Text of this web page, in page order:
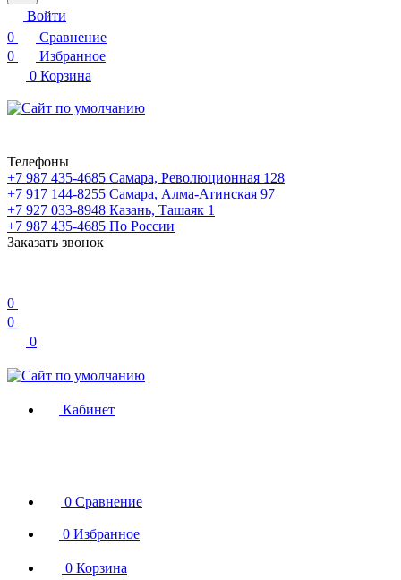
Войти
0
Сравнение
0
Избранное
0 Корзина
Телефоны
+7 987 435-4685 Самара, Революционная 128
+7 917 144-8255 Самара, Алма-Атинская 97
+7 927 033-8948 Казань, Ташаяк 1
+7 987 435-4685 По России
Заказать звонок
0
0
0
Кабинет
0 Сравнение
0 Избранное
0 Корзина